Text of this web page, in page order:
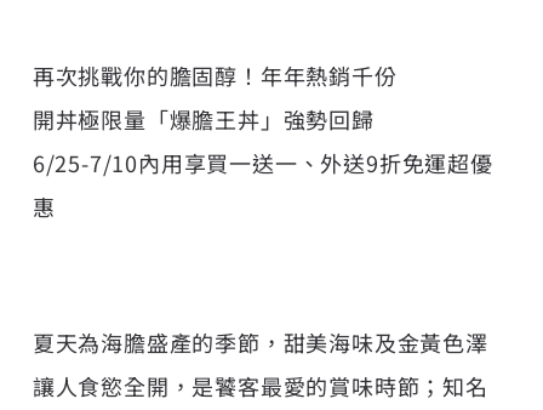
再次挑戰你的膽固醇！年年熱銷千份
開丼極限量「爆膽王丼」強勢回歸
6/25-7/10內用享買一送一、外送9折免運超優
惠
夏天為海膽盛產的季節，甜美海味及金黃色澤
讓人食慾全開，是饕客最愛的賞味時節；知名